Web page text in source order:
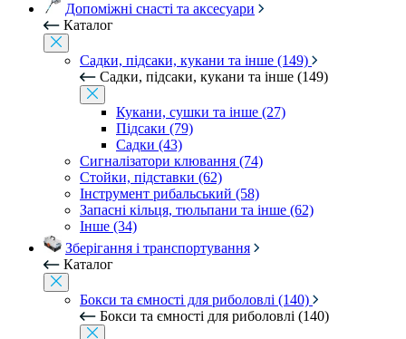
Допоміжні снасті та аксесуари
Каталог
Садки, підсаки, кукани та інше (149)
Садки, підсаки, кукани та інше (149)
Кукани, сушки та інше (27)
Підсаки (79)
Садки (43)
Сигналізатори клювання (74)
Стойки, підставки (62)
Інструмент рибальський (58)
Запасні кільця, тюльпани та інше (62)
Інше (34)
Зберігання і транспортування
Каталог
Бокси та ємності для риболовлі (140)
Бокси та ємності для риболовлі (140)